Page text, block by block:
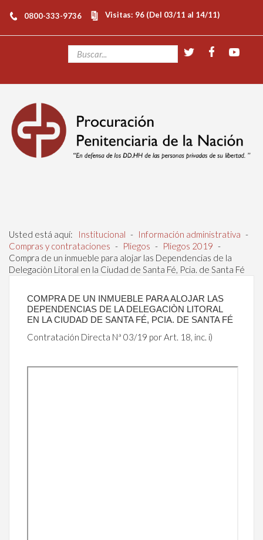
0800-333-9736 Visitas: 96 (Del 03/11 al 14/11)
Usted está aquí: Institucional - Información administrativa -
Compras y contrataciones - Pliegos - Pliegos 2019 -
Compra de un inmueble para alojar las Dependencias de la
Delegaciòn Litoral en la Ciudad de Santa Fé, Pcia. de Santa Fé
COMPRA DE UN INMUEBLE PARA ALOJAR LAS
DEPENDENCIAS DE LA DELEGACIÒN LITORAL
EN LA CIUDAD DE SANTA FÉ, PCIA. DE SANTA FÉ
Contratación Directa Nª 03/19 por Art. 18, inc. i)